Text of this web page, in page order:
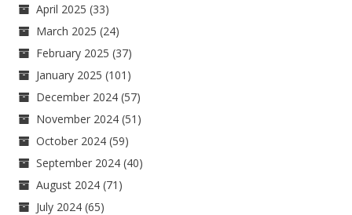
April 2025 (33)
March 2025 (24)
February 2025 (37)
January 2025 (101)
December 2024 (57)
November 2024 (51)
October 2024 (59)
September 2024 (40)
August 2024 (71)
July 2024 (65)